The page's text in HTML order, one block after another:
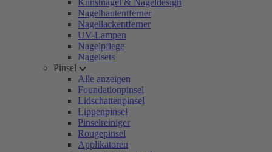
Kunstnägel & Nageldesign
Nagelhautentferner
Nagellackentferner
UV-Lampen
Nagelpflege
Nagelsets
Pinsel
Alle anzeigen
Foundationpinsel
Lidschattenpinsel
Lippenpinsel
Pinselreiniger
Rougepinsel
Applikatoren